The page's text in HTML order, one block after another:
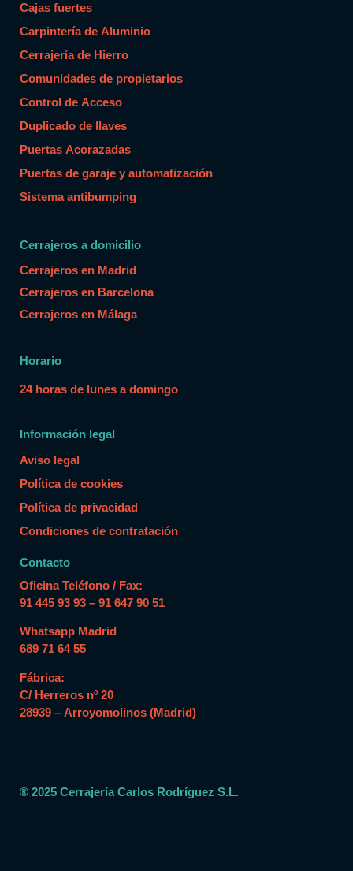
Cajas fuertes
Carpintería de Aluminio
Cerrajería de Hierro
Comunidades de propietarios
Control de Acceso
Duplicado de llaves
Puertas Acorazadas
Puertas de garaje y automatización
Sistema antibumping
Cerrajeros a domicilio
Cerrajeros en Madrid
Cerrajeros en Barcelona
Cerrajeros en Málaga
Horario
24 horas de lunes a domingo
Información legal
Aviso legal
Política de cookies
Política de privacidad
Condiciones de contratación
Contacto
Oficina Teléfono / Fax:
91 445 93 93 – 91 647 90 51
Whatsapp Madrid
689 71 64 55
Fábrica:
C/ Herreros nº 20
28939 – Arroyomolinos (Madrid)
® 2025 Cerrajería Carlos Rodríguez S.L.